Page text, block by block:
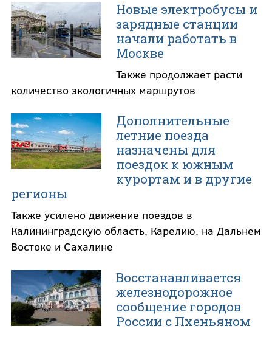
Новые электробусы и
зарядные станции
начали работать в
Москве
Также продолжает расти
количество экологичных маршрутов
Дополнительные
летние поезда
назначены для
поездок к южным
курортам и в другие
регионы
Также усилено движение поездов в
Калининградскую область, Карелию, на Дальнем
Востоке и Сахалине
Восстанавливается
железнодорожное
сообщение городов
России с Пхеньяном